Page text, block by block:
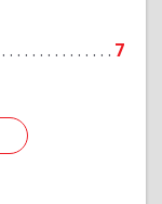
7
Подробнее